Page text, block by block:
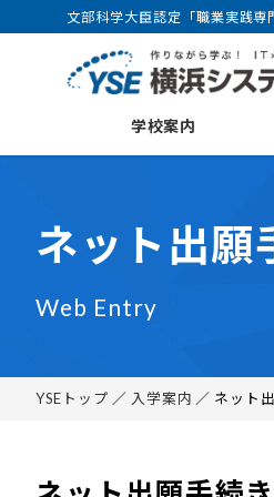
文部科学大臣認定「職業実践
学校案内
ネット出願
Web Entry
YSEトップ ／ 入学案内 ／ ネット